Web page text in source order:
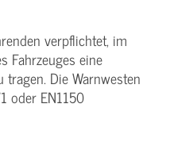
verpflichtet, im
Fahrzeuges eine
tragen. Die Warnwesten
oder EN1150